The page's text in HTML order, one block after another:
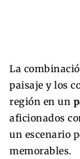
La
paisaje y los
región en un
aficionados
un escenario
memorables.